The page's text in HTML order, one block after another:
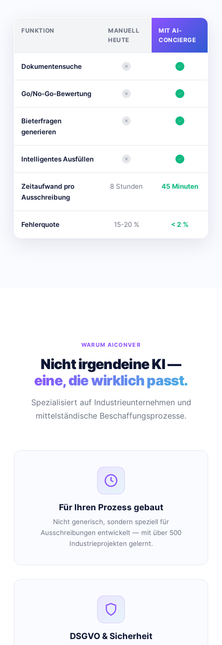
FUNKTION
MANUELL
HEUTE
MIT AI-
CONCIERGE
Dokumentensuche
Go/No-Go-Bewertung
Bieterfragen
generieren
Intelligentes Ausfüllen
Zeitaufwand pro
Ausschreibung
8 Stunden 45 Minuten
Fehlerquote 15-20 % < 2 %
WARUM AICONVER
Nicht irgendeine KI —
eine, die wirklich passt.
Spezialisiert auf Industrieunternehmen und
mittelständische Beschaffungsprozesse.
Für Ihren Prozess gebaut
Nicht generisch, sondern speziell für
Ausschreibungen entwickelt — mit über 500
Industrieprojekten gelernt.
DSGVO & Sicherheit